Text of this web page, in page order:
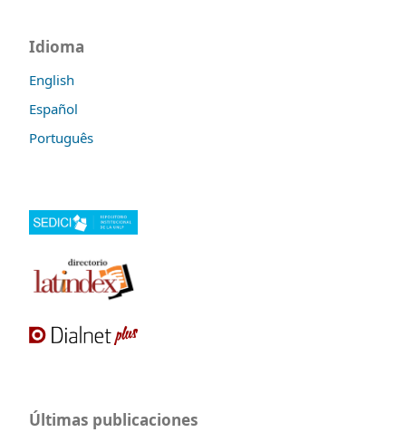
Idioma
English
Español
Português
Últimas publicaciones